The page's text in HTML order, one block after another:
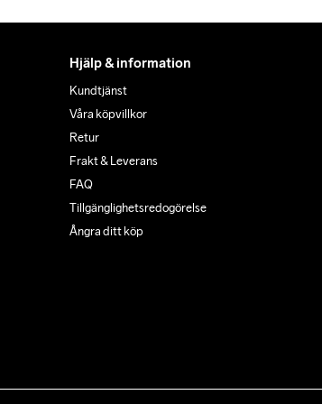
Hjälp & information
Kundtjänst
Våra köpvillkor
Retur
Frakt & Leverans
FAQ
Tillgänglighets­redogörelse
Ångra ditt köp